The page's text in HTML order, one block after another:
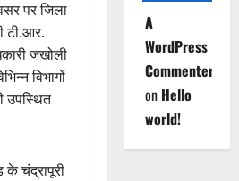
पर जिला
टी.आर.
जखोली
विभागों
उपस्थित
चंद्रापूरी
A
WordPress
Commenter
on Hello
world!